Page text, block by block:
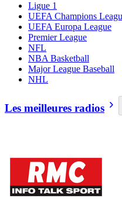
Ligue 1
UEFA Champions
UEFA Europa League
Premier League
NFL
NBA Basketball
Major League Baseball
NHL
Les meilleures radios